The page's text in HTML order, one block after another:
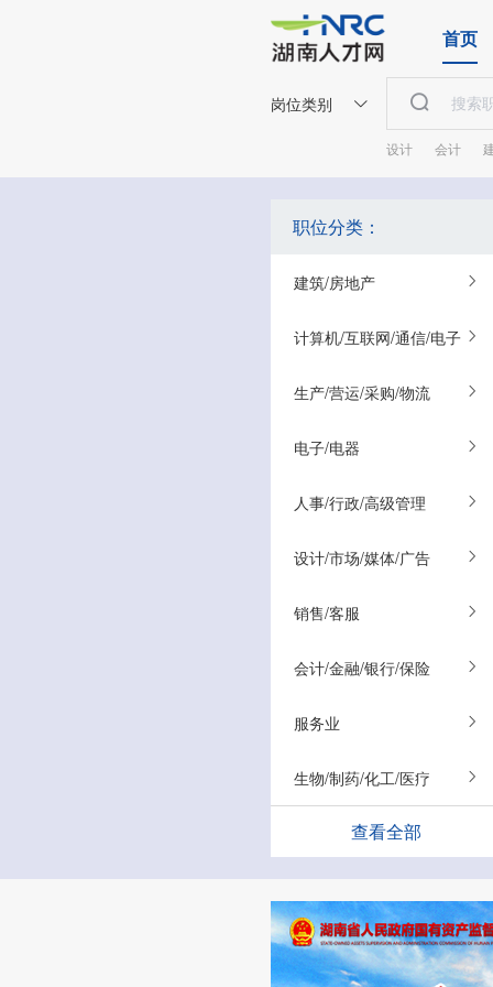
首页
岗位类别
设计 会计
职位分类：
建筑/房地产
计算机/互联网/通信/电子
生产/营运/采购/物流
电子/电器
人事/行政/高级管理
设计/市场/媒体/广告
销售/客服
会计/金融/银行/保险
服务业
生物/制药/化工/医疗
查看全部